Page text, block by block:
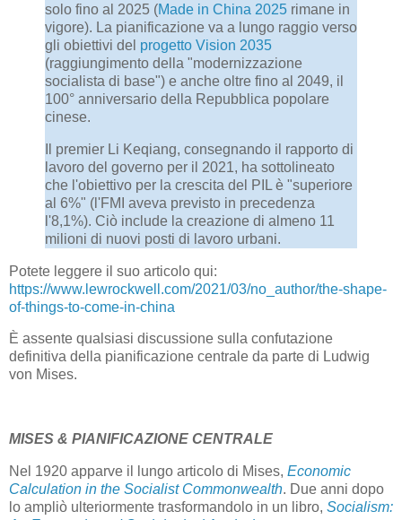
solo fino al 2025 (Made in China 2025 rimane in
vigore). La pianificazione va a lungo raggio verso
gli obiettivi del progetto Vision 2035
(raggiungimento della "modernizzazione
socialista di base") e anche oltre fino al 2049, il
100° anniversario della Repubblica popolare
cinese.
Il premier Li Keqiang, consegnando il rapporto di
lavoro del governo per il 2021, ha sottolineato
che l'obiettivo per la crescita del PIL è "superiore
al 6%" (l'FMI aveva previsto in precedenza
l'8,1%). Ciò include la creazione di almeno 11
milioni di nuovi posti di lavoro urbani.
Potete leggere il suo articolo qui:
https://www.lewrockwell.com/2021/03/no_author/the-shape-
of-things-to-come-in-china
È assente qualsiasi discussione sulla confutazione
definitiva della pianificazione centrale da parte di Ludwig
von Mises.
MISES & PIANIFICAZIONE CENTRALE
Nel 1920 apparve il lungo articolo di Mises, Economic
Calculation in the Socialist Commonwealth. Due anni dopo
lo ampliò ulteriormente trasformandolo in un libro, Socialism: